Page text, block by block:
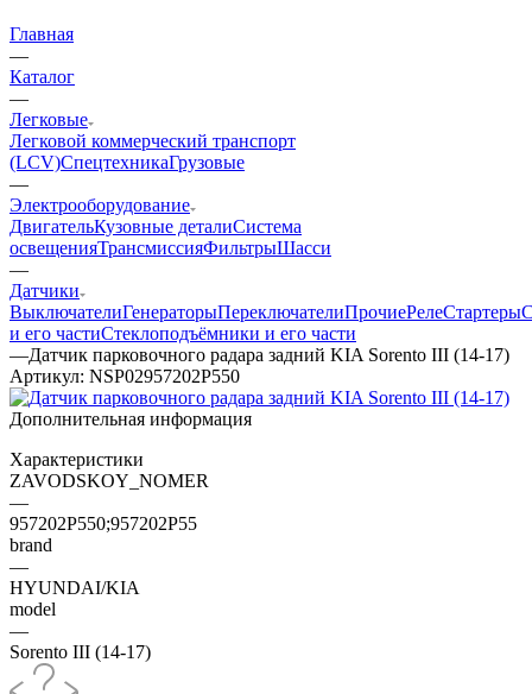
Главная
—
Каталог
—
Легковые
Легковой коммерческий транспорт
(LCV)СпецтехникаГрузовые
—
Электрооборудование
ДвигательКузовные деталиСистема
освещенияТрансмиссияФильтрыШасси
—
Датчики
ВыключателиГенераторыПереключателиПрочиеРелеСтартеры
и его частиСтеклоподъёмники и его части
—Датчик парковочного радара задний KIA Sorento III (14-17)
Артикул: NSP02957202P550
Дополнительная информация
Характеристики
ZAVODSKOY_NOMER
—
957202P550;957202P55
brand
—
HYUNDAI/KIA
model
—
Sorento III (14-17)